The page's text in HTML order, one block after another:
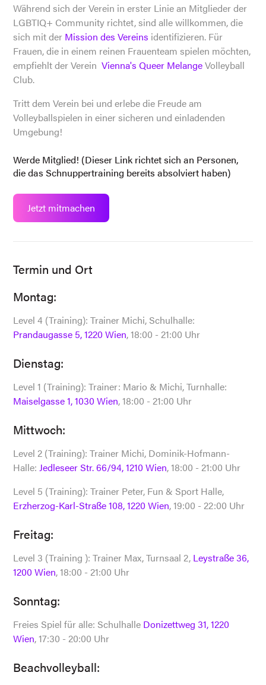
Während sich der Verein in erster Linie an Mitglieder der
LGBTIQ+ Community richtet, sind alle willkommen, die
sich mit der Mission des Vereins identifizieren. Für
Frauen, die in einem reinen Frauenteam spielen möchten,
empfiehlt der VereinVienna's Queer MelangeVolleyball
Club.
Tritt dem Verein bei und erlebe die Freude am
Volleyballspielen in einer sicheren und einladenden
Umgebung!
Werde Mitglied! (Dieser Link richtet sich an Personen,
die das Schnuppertraining bereits absolviert haben)
Jetzt mitmachen
Termin und Ort
Montag:
Level 4 (Training): Trainer Michi, Schulhalle:
Prandaugasse 5, 1220 Wien, 18:00 - 21:00 Uhr
Dienstag:
Level 1 (Training): Trainer: Mario & Michi, Turnhalle:
Maiselgasse 1, 1030 Wien, 18:00 - 21:00 Uhr
Mittwoch:
Level 2 (Training): Trainer Michi, Dominik-Hofmann-
Halle:Jedleseer Str. 66/94, 1210 Wien, 18:00 - 21:00 Uhr
Level 5 (Training): Trainer Peter, Fun & Sport Halle,
Erzherzog-Karl-Straße 108, 1220 Wien, 19:00 - 22:00 Uhr
Freitag:
Level 3 (Training ): Trainer Max, Turnsaal 2, Leystraße 36,
1200 Wien, 18:00 - 21:00 Uhr
Sonntag:
Freies Spiel für alle: Schulhalle Donizettweg 31, 1220
Wien, 17:30 - 20:00 Uhr
Beachvolleyball: